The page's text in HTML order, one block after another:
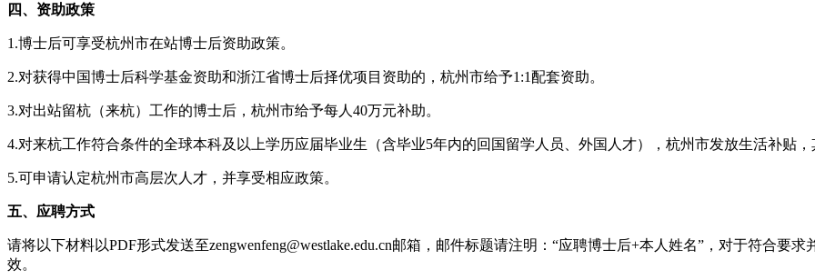
四、资助政策
1.博士后可享受杭州市在站博士后资助政策。
2.对获得中国博士后科学基金资助和浙江省博士后择优项目资助的，杭州市给予1:1配套资助。
3.对出站留杭（来杭）工作的博士后，杭州市给予每人40万元补助。
4.对来杭工作符合条件的全球本科及以上学历应届毕业生（含毕业5年内的回国留学人员、外国人才），杭州市发放生活补贴
5.可申请认定杭州市高层次人才，并享受相应政策。
五、应聘方式
请将以下材料以PDF形式发送至zengwenfeng@westlake.edu.cn邮箱，邮件标题请注明：“应聘博士后+本人姓名”，对于符合要
效。